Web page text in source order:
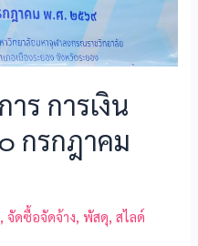
ร การเงิน
กรกฎาคม
,จัดซื้อจัดจ้าง,พัสดุ,สไลด์